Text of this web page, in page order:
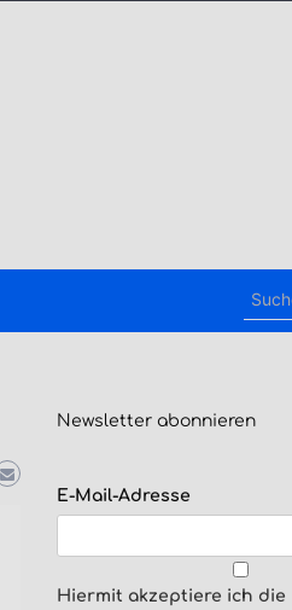
Suche
Newsletter abonnieren
E-Mail-Adresse
Hiermit akzeptiere ich die